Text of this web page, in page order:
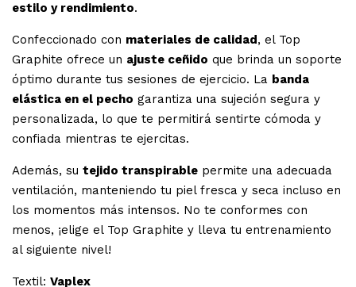
estilo y rendimiento.
Confeccionado con materiales de calidad, el Top
Graphite ofrece un ajuste ceñido que brinda un soporte
óptimo durante tus sesiones de ejercicio. La banda
elástica en el pecho garantiza una sujeción segura y
personalizada, lo que te permitirá sentirte cómoda y
confiada mientras te ejercitas.
Además, su tejido transpirable permite una adecuada
ventilación, manteniendo tu piel fresca y seca incluso en
los momentos más intensos. No te conformes con
menos, ¡elige el Top Graphite y lleva tu entrenamiento
al siguiente nivel!
Textil: Vaplex